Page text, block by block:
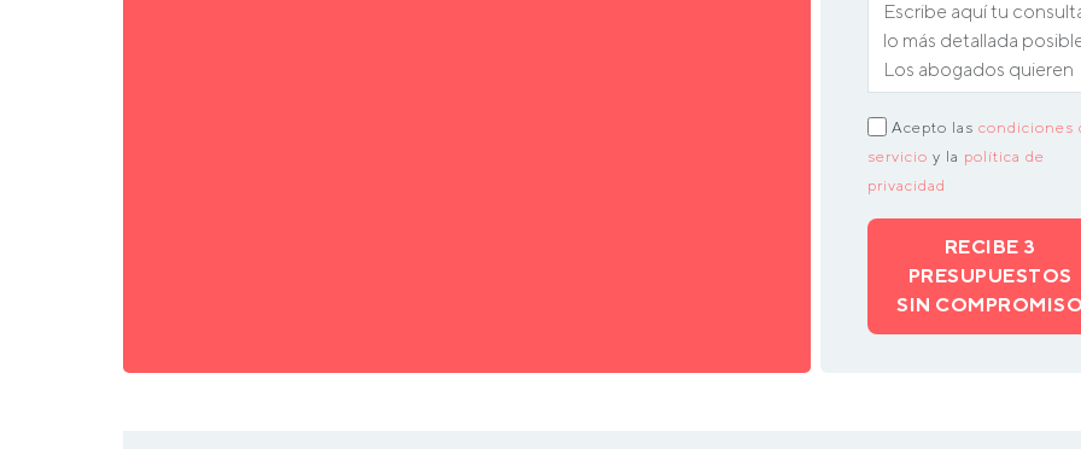
Acepto las condiciones
servicio y la política de
privacidad
RECIBE 3
PRESUPUESTOS
SIN